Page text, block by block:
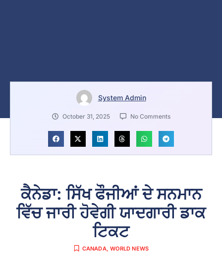
System Admin
October 31, 2025 No Comments
ਕੈਨੇਡਾ: ਸਿੱਖ ਫੌਜੀਆਂ ਦੇ ਸਨਮਾਨ
ਵਿੱਚ ਜਾਰੀ ਹੋਵੇਗੀ ਯਾਦਗਾਰੀ ਡਾਕ
ਟਿਕਟ
CANADA,WORLD NEWS